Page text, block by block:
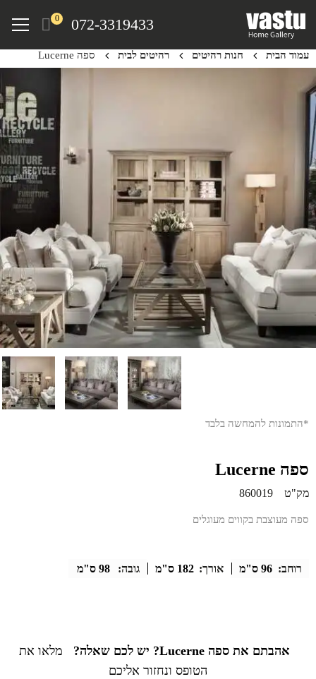
content
072-3319433
0
Menu
עמוד הבית חנות רהיטים רהיטים לבית ספה Lucerne
*התמונות להמחשה בלבד
ספה Lucerne
מק"ט 860019
ספה מעוצבת בקווים מעוגלים
רוחב: 96 ס"מ אורך: 182 ס"מ גובה: 98 ס"מ
אהבתם את ספה Lucerne? יש לכם שאלה?
מלאו את
הטופס ונחזור אליכם